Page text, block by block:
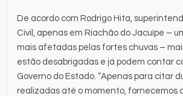
De acordo com Rodrigo Hita,
Civil, apenas em Riachão do Jacuípe –
mais afetadas pelas fortes chuvas –
estão desabrigadas e já podem contar
Governo do Estado. “Apenas para citar
realizadas até o momento, fornecemos